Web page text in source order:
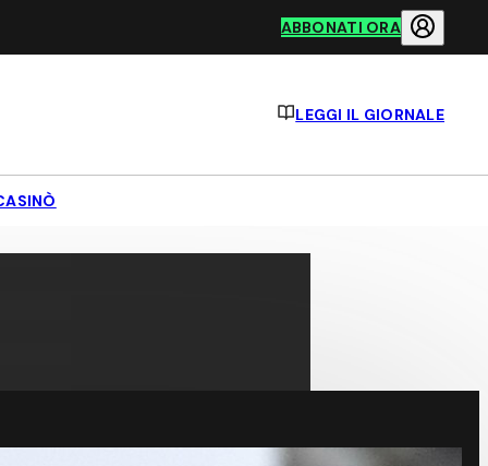
ABBONATI ORA
LEGGI IL GIORNALE